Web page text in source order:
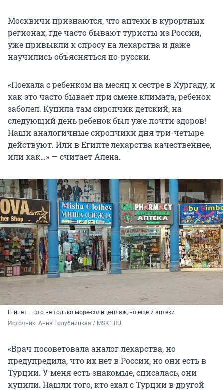
Москвичи признаются, что аптеки в курортных
регионах, где часто бывают туристы из России,
уже привыкли к спросу на лекарства и даже
научились объясняться по-русски.
«Поехала с ребенком на месяц к сестре в Хургаду, и
как это часто бывает при смене климата, ребенок
заболел. Купила там сиропчик детский, на
следующий день ребенок был уже почти здоров!
Наши аналогичные сиропчики дня три-четыре
действуют. Или в Египте лекарства качественнее,
или как…» — считает Алена.
Египет — это не только море-солнце-пляж, но еще и аптеки
Источник: Анна Голубницкая / MSK1.RU
«Врач посоветовала аналог лекарства, но
предупредила, что их нет в России, но они есть в
Турции. У меня есть знакомые, списалась, они
купили. Нашли того, кто ехал с Турции в другой